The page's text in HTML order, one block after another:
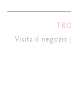
Visita il negozio